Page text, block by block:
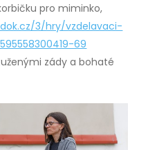
pro miminko,
3/hry/vzdelavaci-
69
zády a bohaté